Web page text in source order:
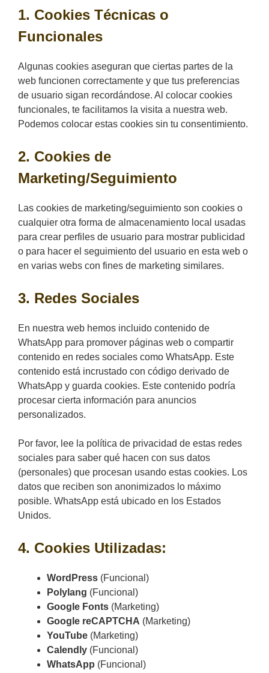
1. Cookies Técnicas o
Funcionales
Algunas cookies aseguran que ciertas partes de la
web funcionen correctamente y que tus preferencias
de usuario sigan recordándose. Al colocar cookies
funcionales, te facilitamos la visita a nuestra web.
Podemos colocar estas cookies sin tu consentimiento.
2. Cookies de
Marketing/Seguimiento
Las cookies de marketing/seguimiento son cookies o
cualquier otra forma de almacenamiento local usadas
para crear perfiles de usuario para mostrar publicidad
o para hacer el seguimiento del usuario en esta web o
en varias webs con fines de marketing similares.
3. Redes Sociales
En nuestra web hemos incluido contenido de
WhatsApp para promover páginas web o compartir
contenido en redes sociales como WhatsApp. Este
contenido está incrustado con código derivado de
WhatsApp y guarda cookies. Este contenido podría
procesar cierta información para anuncios
personalizados.
Por favor, lee la política de privacidad de estas redes
sociales para saber qué hacen con sus datos
(personales) que procesan usando estas cookies. Los
datos que reciben son anonimizados lo máximo
posible. WhatsApp está ubicado en los Estados
Unidos.
4. Cookies Utilizadas:
WordPress (Funcional)
Polylang (Funcional)
Google Fonts (Marketing)
Google reCAPTCHA (Marketing)
YouTube (Marketing)
Calendly (Funcional)
WhatsApp (Funcional)